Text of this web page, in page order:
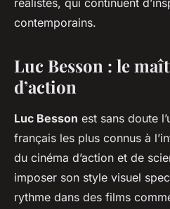
réalistes, qui continuent
contemporains.
Luc Besson : le
d’action
Luc Besson est sans doute
français les plus connus à
du cinéma d’action et de
imposer son style visuel
rythme dans des films